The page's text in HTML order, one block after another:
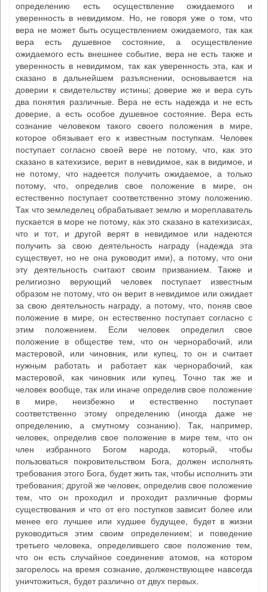
определению есть осуществление ожидаемого и
уверенность в невидимом. Но, не говоря уже о том, что
вера не может быть осуществлением ожидаемого, так как
вера есть душевное состояние, а осуществление
ожидаемого есть внешнее событие, вера не есть также и
уверенность в невидимом, так как уверенность эта, как и
сказано в дальнейшем разъяснении, основывается на
доверии к свидетельству истины; доверие же и вера суть
два понятия различные. Вера не есть надежда и не есть
доверие, а есть особое душевное состояние. Вера есть
сознание человеком такого своего положения в мире,
которое обязывает его к известным поступкам. Человек
поступает согласно своей вере не потому, что, как это
сказано в катехизисе, верит в невидимое, как в видимое, и
не потому, что надеется получить ожидаемое, а только
потому, что, определив свое положение в мире, он
естественно поступает соответственно этому положению.
Так что земледелец обрабатывает землю и мореплаватель
пускается в море не потому, как это сказано в катехизисах,
что и тот, и другой верят в невидимое или надеются
получить за свою деятельность награду (надежда эта
существует, но не она руководит ими), а потому, что они
эту деятельность считают своим призванием. Также и
религиозно верующий человек поступает известным
образом не потому, что он верит в невидимое или ожидает
за свою деятельность награду, а потому, что, поняв свое
положение в мире, он естественно поступает согласно с
этим положением. Если человек определил свое
положение в обществе тем, что он чернорабочий, или
мастеровой, или чиновник, или купец, то он и считает
нужным работать и работает как чернорабочий, как
мастеровой, как чиновник или купец. Точно так же и
человек вообще, так или иначе определив свое положение
в мире, неизбежно и естественно поступает
соответственно этому определению (иногда даже не
определению, а смутному сознанию). Так, например,
человек, определив свое положение в мире тем, что он
член избранного Богом народа, который, чтобы
пользоваться покровительством Бога, должен исполнять
требования этого Бога, будет жить так, чтобы исполнить эти
требования; другой же человек, определив свое положение
тем, что он проходил и проходит различные формы
существования и что от его поступков зависит более или
менее его лучшее или худшее будущее, будет в жизни
руководиться этим своим определением; и поведение
третьего человека, определившего свое положение тем,
что он есть случайное соединение атомов, на котором
загорелось на время сознание, долженствующее навсегда
уничтожиться, будет различно от двух первых.